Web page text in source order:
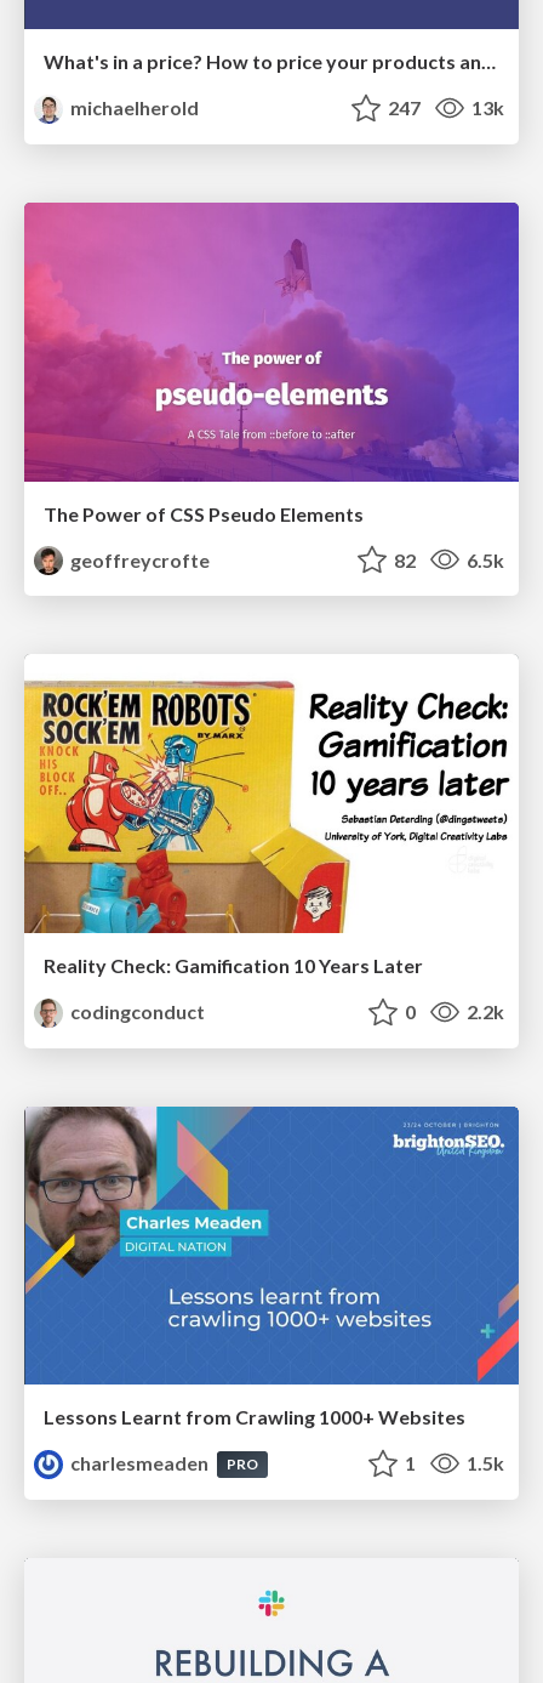
What's in a price? How to price your products and services
michaelherold
247 13k
The Power of CSS Pseudo Elements
geoffreycrofte
82 6.5k
Reality Check: Gamification 10 Years Later
codingconduct
0 2.2k
Lessons Learnt from Crawling 1000+ Websites
charlesmeaden
PRO 1 1.5k